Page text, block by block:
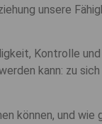
unsere
Kontrolle
kann: zu
können, und